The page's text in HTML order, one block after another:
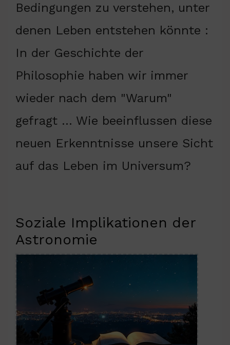
Bedingungen zu verstehen, unter
denen Leben entstehen könnte :
In der Geschichte der
Philosophie haben wir immer
wieder nach dem "Warum"
gefragt … Wie beeinflussen diese
neuen Erkenntnisse unsere Sicht
auf das Leben im Universum?
Soziale Implikationen der
Astronomie